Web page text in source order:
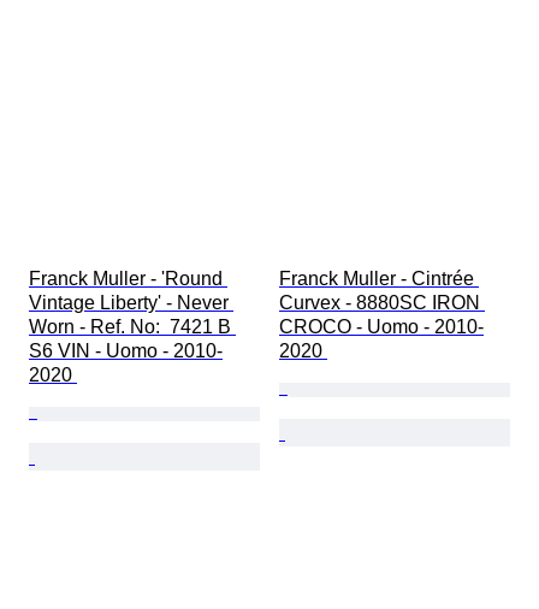
Franck Muller - 'Round
Vintage Liberty' - Never
Worn - Ref. No:  7421 B
S6 VIN - Uomo - 2010-
2020
Franck Muller - Cintrée
Curvex - 8880SC IRON
CROCO - Uomo - 2010-
2020